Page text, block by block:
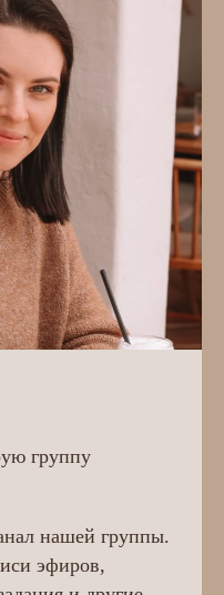
группу
нашей группы.
эфиров,